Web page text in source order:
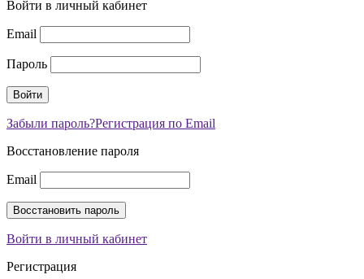
Войти в личный кабинет
Email
Пароль
Забыли пароль?Регистрация по Email
Восстановление пароля
Email
Войти в личный кабинет
Регистрация